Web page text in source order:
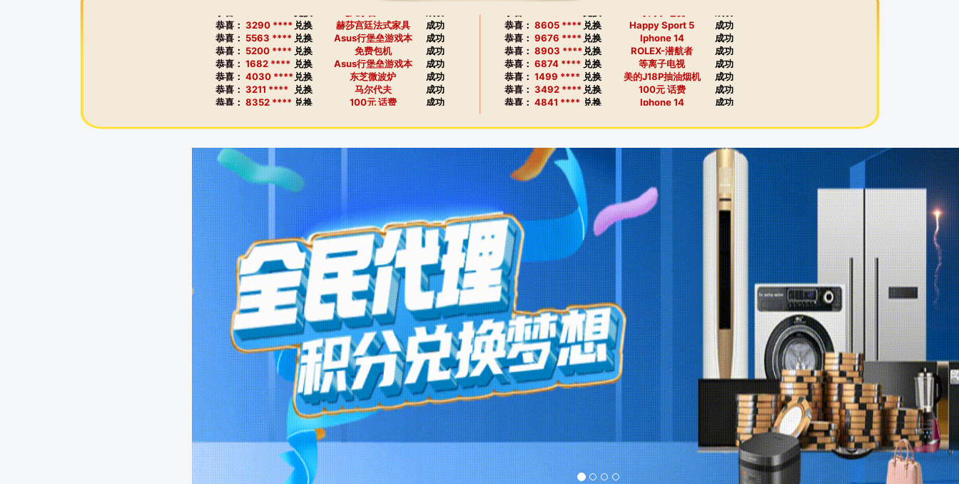
恭喜：
兑换 Asus行堡垒游戏本 成功 恭喜： 9676 **** 兑换 Iphone 14
成功
恭喜： 5200 **** 兑换 免费包机 成功 恭喜： 8903 **** 兑换 ROLEX-潜航者
成功
恭喜： 1682 **** 兑换 Asus行堡垒游戏本 成功 恭喜： 6874 **** 兑换 等离子电视
成功
恭喜： 4030 **** 兑换 东芝微波炉 成功 恭喜： 1499 **** 兑换 美的J18P抽油烟机
成功
恭喜：
3211 **** 兑换 马尔代夫 成功 恭喜： 3492 **** 兑换 100元 话费
成功
恭喜： 8352 **** 兑换 100元 话费 成功 恭喜： 4841 **** 兑换 Iphone 14
成功
恭喜： 5762 **** 兑换 东芝微波炉 成功 恭喜： 4646 **** 兑换 ROLEX-潜航者
成功
恭喜： 6366 **** 兑换 飞天茅台500ml 成功 恭喜： 5840 **** 兑换 电动烟灰缸
成功
恭喜：7846 ****兑换 东芝微波炉 成功 恭喜：7397 **** 兑换 Hua Wei P50
成功
恭喜：7469 **** 兑换 Happy Sport 5 成功 恭喜：6673 ****兑换 马尔代夫
成功
恭喜：5289 **** 兑换 免费包机 成功 恭喜：4961 **** 兑换 天使嫩模
成功
恭喜：1007 **** 兑换 等离子电视 成功 恭喜：6885 **** 兑换 马尔代夫
成功
恭喜：3250 **** 兑换 赫莎宫廷法式家具 成功 恭喜：7688 ****兑换 周大福黄金吊坠
成功
恭喜：1379 **** 兑换 Hua Wei P50 成功 恭喜：9715 **** 兑换 赫莎宫廷法式家具
成功
恭喜：5463 ****兑换 100元 话费 成功 恭喜：1818 **** 兑换 Asus行堡垒游戏本
成功
恭喜：2996 ****兑换 赫莎宫廷法式家具 成功 恭喜：4583 ****兑换 Hua Wei P50
成功
恭喜：3301 **** 兑换 Happy Sport 5 成功 恭喜：7022 **** 兑换 ROLEX-潜航者
成功
恭喜：1425 **** 兑换 ROLEX-潜航者 成功 恭喜：9386 ****兑换 马尔代夫
成功
恭喜：8752 **** 兑换 Hua Wei P50 成功 恭喜：7284 **** 兑换 等离子电视
成功
恭喜：7329 **** 兑换 电动烟灰缸 成功 恭喜：6344 ****兑换 Happy Sport 5
成功
恭喜：7038 ****兑换 周大福黄金吊坠 成功 恭喜：6931 **** 兑换 庭院沙发
成功
恭喜：8952 **** 兑换 周大福黄金吊坠 成功 恭喜：4403 ****兑换 周大福黄金吊坠
成功
恭喜：1646 **** 兑换 Iphone 14 成功 恭喜：5872 **** 兑换 ROLEX-潜航者
成功
恭喜：2438 ****兑换 500元 筹码 成功 恭喜：7788 **** 兑换 100元 话费
成功
恭喜：3238 ****兑换 500元 筹码 成功 恭喜：7718 **** 兑换 马尔代夫
成功
恭喜：2753 **** 兑换 天使嫩模 成功 恭喜：1440 **** 兑换 电动烟灰缸
成功
恭喜：8025 **** 兑换 100元 话费 成功 恭喜：7250 **** 兑换 庭院沙发
成功
恭喜：7161 **** 兑换 免费包机 成功 恭喜：7493 **** 兑换 Asus行堡垒游戏本
成功
恭喜：7285 **** 兑换 Asus行堡垒游戏本 成功 恭喜：9155 **** 兑换 周大福黄金吊坠
成功
恭喜：3011 **** 兑换 东芝微波炉 成功 恭喜：6891 **** 兑换 飞天茅台500ml
成功
恭喜：8368 ****兑换 等离子电视 成功 恭喜：8393 ****兑换 100元 话费
成功
恭喜：4879 ****兑换 Hua Wei P50 成功 恭喜：1418 **** 兑换 电动烟灰缸
成功
恭喜：4126 **** 兑换 ROLEX-潜航者 成功 恭喜：9778 **** 兑换 100元 话费
成功
恭喜： 5478 **** 兑换 周大福黄金吊坠 成功 恭喜：1339 **** 兑换 赫莎宫廷法式家具
成功
恭喜：2055 **** 兑换 Happy Sport 5 成功 恭喜：4520 **** 兑换 100元 话费 成功